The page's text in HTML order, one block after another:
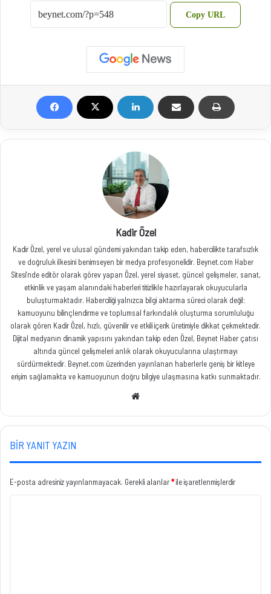
Copy URL
Kadir Özel
Kadir Özel, yerel ve ulusal gündemi yakından takip eden, habercilikte tarafsızlık
ve doğruluk ilkesini benimseyen bir medya profesyonelidir. Beynet.com Haber
Sitesi’nde editör olarak görev yapan Özel, yerel siyaset, güncel gelişmeler, sanat,
etkinlik ve yaşam alanındaki haberleri titizlikle hazırlayarak okuyucularla
buluşturmaktadır. Haberciliği yalnızca bilgi aktarma süreci olarak değil;
kamuoyunu bilinçlendirme ve toplumsal farkındalık oluşturma sorumluluğu
olarak gören Kadir Özel, hızlı, güvenilir ve etkili içerik üretimiyle dikkat çekmektedir.
Dijital medyanın dinamik yapısını yakından takip eden Özel, Beynet Haber çatısı
altında güncel gelişmeleri anlık olarak okuyucularına ulaştırmayı
sürdürmektedir. Beynet.com üzerinden yayınlanan haberlerle geniş bir kitleye
erişim sağlamakta ve kamuoyunun doğru bilgiye ulaşmasına katkı sunmaktadır.
BIR YANIT YAZIN
E-posta adresiniz yayınlanmayacak. Gerekli alanlar*ile işaretlenmişlerdir